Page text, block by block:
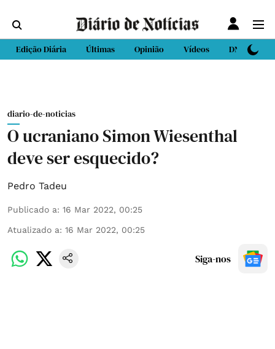
Edição Diária Últimas Opinião Vídeos DN Sport
diario-de-noticias
O ucraniano Simon Wiesenthal
deve ser esquecido?
Pedro Tadeu
Publicado a: 16 Mar 2022, 00:25
Atualizado a: 16 Mar 2022, 00:25
Siga-nos